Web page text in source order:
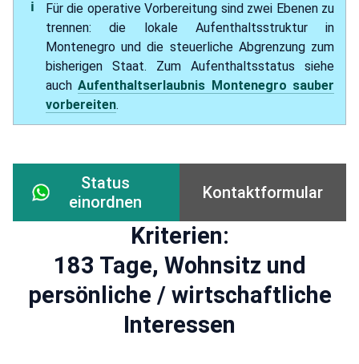
Für die operative Vorbereitung sind zwei Ebenen zu
trennen: die lokale Aufenthaltsstruktur in
Montenegro und die steuerliche Abgrenzung zum
bisherigen Staat. Zum Aufenthaltsstatus siehe
auchAufenthaltserlaubnis Montenegro sauber
vorbereiten.
Status
einordnen
Kontaktformular
Kriterien:
183 Tage, Wohnsitz und
persönliche / wirtschaftliche
Interessen